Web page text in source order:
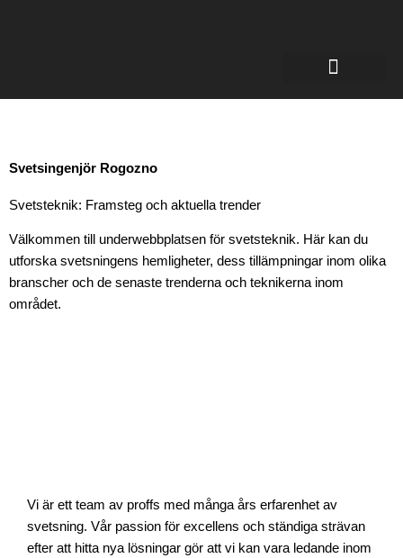
Svetsingenjör Rogozno
Svetsteknik: Framsteg och aktuella trender
Välkommen till underwebbplatsen för svetsteknik. Här kan du
utforska svetsningens hemligheter, dess tillämpningar inom olika
branscher och de senaste trenderna och teknikerna inom
området.
Vi är ett team av proffs med många års erfarenhet av
svetsning. Vår passion för excellens och ständiga strävan
efter att hitta nya lösningar gör att vi kan vara ledande inom